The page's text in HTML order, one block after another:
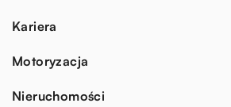
Kariera
Motoryzacja
Nieruchomości